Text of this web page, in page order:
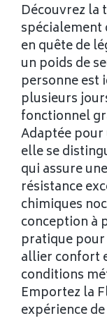
Découvrez la
spécialement
en quête de
un poids de
personne est
plusieurs
fonctionnel
Adaptée pour
elle se
qui assure
résistance
chimiques
conception à
pratique
allier confort
conditions
Emportez la
expérience